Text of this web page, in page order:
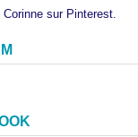
sur Pinterest.